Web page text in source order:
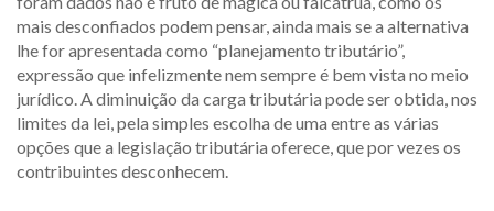
mais desconfiados podem pensar, ainda mais se a alternativa
lhe for apresentada como “planejamento tributário”,
expressão que infelizmente nem sempre é bem vista no meio
jurídico. A diminuição da carga tributária pode ser obtida, nos
limites da lei, pela simples escolha de uma entre as várias
opções que a legislação tributária oferece, que por vezes os
contribuintes desconhecem.